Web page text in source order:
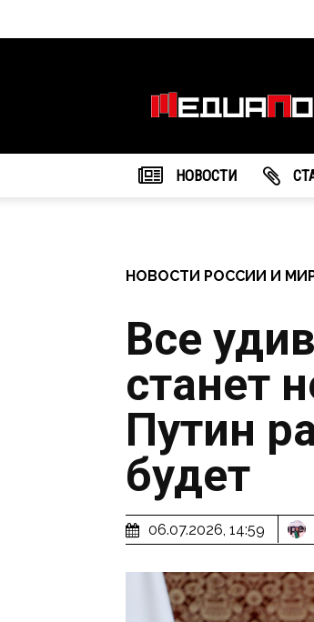
НОВОСТИ
НОВОСТИ РОССИИ И
Все
станет
Путин
будет
06.07.2026, 14:59